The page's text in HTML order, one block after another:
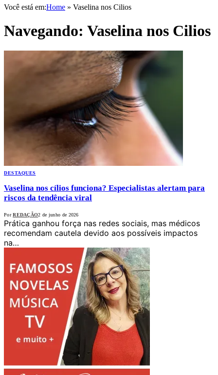
Você está em:Home » Vaselina nos Cilios
Navegando: Vaselina nos Cilios
DESTAQUES
Vaselina nos cílios funciona? Especialistas alertam para
riscos da tendência viral
Por REDAÇÃO2 de junho de 2026
Prática ganhou força nas redes sociais, mas médicos
recomendam cautela devido aos possíveis impactos
na…